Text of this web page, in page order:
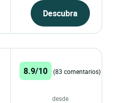
Descubra
8.9/10 (83 comentarios)
desde